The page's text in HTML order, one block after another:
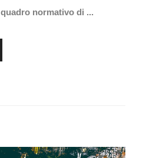
quadro normativo di ...